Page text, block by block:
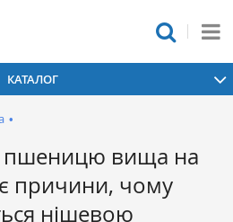
КАТАЛОГ
•
пшеницю вища на
причини, чому
нішевою